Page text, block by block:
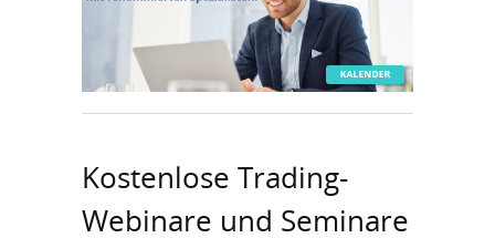
Kostenlose Trading-
Webinare und Seminare